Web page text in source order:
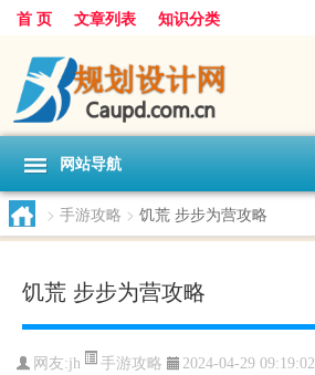
首 页 文章列表 知识分类
网站导航
> 手游攻略 > 饥荒 步步为营攻略
饥荒 步步为营攻略
网友:jh 手游攻略 2024-04-29 09:19:02